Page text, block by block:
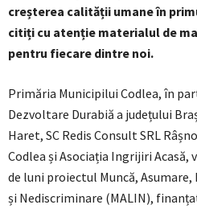
creșterea calității umane în
citiți cu atenție materialul de
pentru fiecare dintre noi.
Primăria Municipilui Codlea, în
Dezvoltare Durabiă a județului
Haret, SC Redis Consult SRL
Codlea și Asociația Ingrijiri Acasă,
de luni proiectul Muncă,
și Nediscriminare (MALIN),